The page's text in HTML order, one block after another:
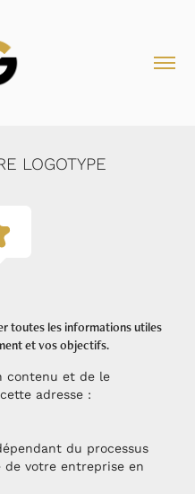
LOGOTYPE
toutes les informations utiles
et vos objectifs.
contenu et de le
adresse :
du processus
votre entreprise en